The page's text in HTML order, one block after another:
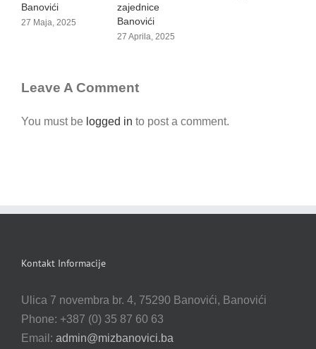
Banovići
27 Maja, 2025
zajednice
Banovići
27 Aprila, 2025
Leave A Comment
You must be logged in to post a comment.
Kontakt Informacije
Ulica 7 novembra br. 4, 75290 Banovići, Banovići
Phone: +387 (0) 35 87 60 63
Email: admin@mizbanovici.ba